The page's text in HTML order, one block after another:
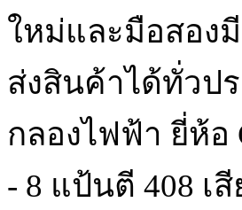
ใหม่และมือสอง
ส่งสินค้าได้ทั่วป
กลองไฟฟ้า ยี่ห้อ
- 8 แป้นตี 408 เ